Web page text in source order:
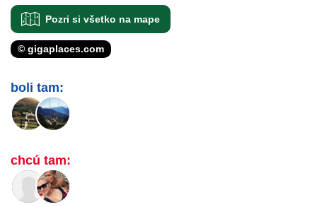
Pozri si všetko na mape
© gigaplaces.com
boli tam:
chcú tam: